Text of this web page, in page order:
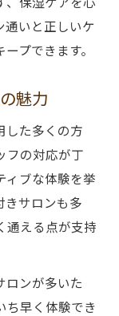
通いと正しいケ
プできます。
魅力
した多くの方
フの対応が丁
ィブな体験を挙
きサロンも多
通える点が支持
ロンが多いた
ち早く体験でき